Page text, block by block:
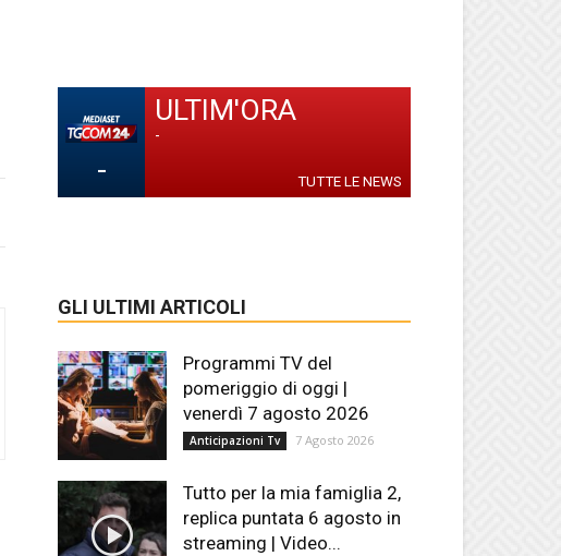
-
ULTIM'ORA
-
TUTTE LE NEWS
GLI ULTIMI ARTICOLI
Programmi TV del
pomeriggio di oggi |
venerdì 7 agosto 2026
Anticipazioni Tv 7 Agosto 2026
Tutto per la mia famiglia 2,
replica puntata 6 agosto in
streaming | Video...